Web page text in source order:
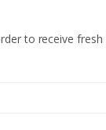
to receive